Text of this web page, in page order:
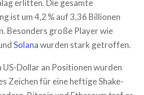
erlitten. Die gesamte
ist um 4,2 % auf 3,36 Billionen
Besonders große Player wie
Solanawurden stark getroffen.
US-Dollar an Positionen wurden
Zeichen für eine heftige Shake-